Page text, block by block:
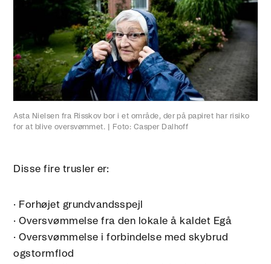
Asta Nielsen fra Risskov bor i et område, der på papiret har risiko
for at blive oversvømmet. | Foto: Casper Dalhoff
Disse fire trusler er:
· Forhøjet grundvandsspejl
· Oversvømmelse fra den lokale å kaldet Egå
· Oversvømmelse i forbindelse med skybrud
ogstormflod